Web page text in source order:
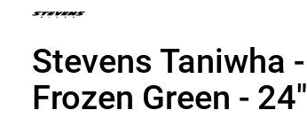
Stevens Taniwha -
Frozen Green - 24"